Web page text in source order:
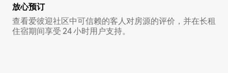
放心预订
查看爱彼迎社区中可信赖的客人对房源的评价，并在长租
住宿期间享受 24 小时用户支持。